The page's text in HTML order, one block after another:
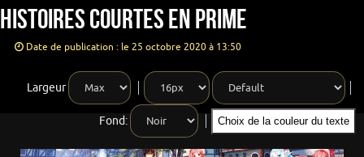
Histoires courtes en prime
Date de publication : le 25 octobre 2020 à 13:50
Largeur
Fond: Choix de la couleur du texte